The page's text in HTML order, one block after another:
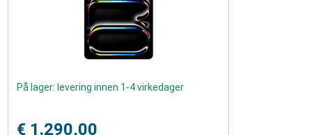
På lager: levering innen 1-4 virkedager
€ 1.290,00